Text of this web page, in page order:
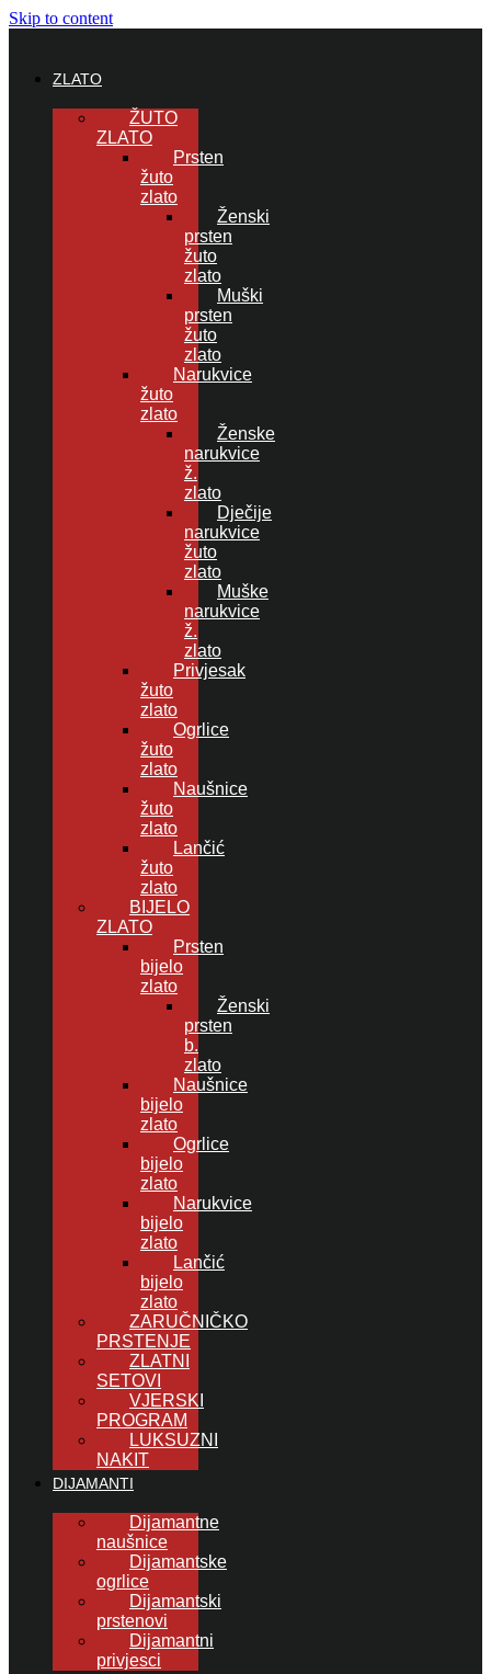
Skip to content
ZLATO
ŽUTO
ZLATO
Prsten
žuto
zlato
Ženski
prsten
žuto
zlato
Muški
prsten
žuto
zlato
Narukvice
žuto
zlato
Ženske
narukvice
ž.
zlato
Dječije
narukvice
žuto
zlato
Muške
narukvice
ž.
zlato
Privjesak
žuto
zlato
Ogrlice
žuto
zlato
Naušnice
žuto
zlato
Lančić
žuto
zlato
BIJELO
ZLATO
Prsten
bijelo
zlato
Ženski
prsten
b.
zlato
Naušnice
bijelo
zlato
Ogrlice
bijelo
zlato
Narukvice
bijelo
zlato
Lančić
bijelo
zlato
ZARUČNIČKO
PRSTENJE
ZLATNI
SETOVI
VJERSKI
PROGRAM
LUKSUZNI
NAKIT
DIJAMANTI
Dijamantne
naušnice
Dijamantske
ogrlice
Dijamantski
prstenovi
Dijamantni
privjesci